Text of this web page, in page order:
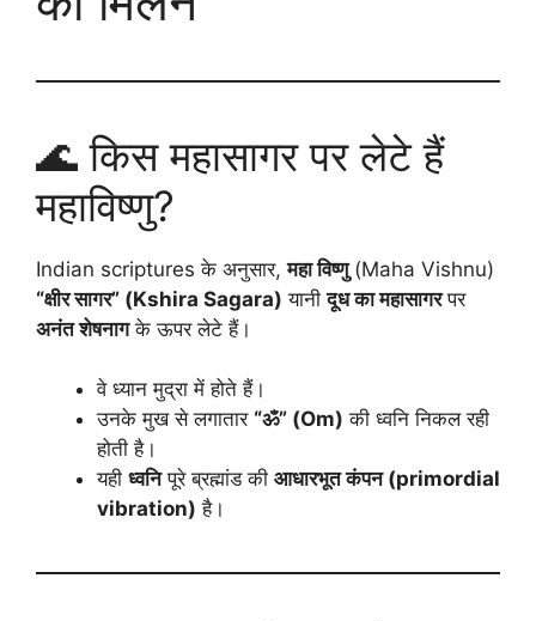
🌊 किस महासागर पर लेटे हैं
महाविष्णु?
Indian scriptures के अनुसार,महा विष्णु(Maha Vishnu)
“क्षीर सागर” (Kshira Sagara) यानीदूध का महासागरपर
अनंत शेषनागके ऊपर लेटे हैं।
वे ध्यान मुद्रा में होते हैं।
उनके मुख से लगातार “ॐ” (Om) की ध्वनि निकल रही
होती है।
यही ध्वनिपूरे ब्रह्मांड की आधारभूत कंपन (primordial
vibration) है।